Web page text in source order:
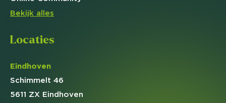
Bekijk alles
Locaties
Eindhoven
Schimmelt 46
5611 ZX Eindhoven